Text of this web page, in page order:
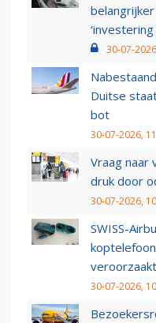
30-07-
Duitse
bot
30-07-2026,
Vraag naar
druk door
30-07-2026,
SWISS-
veroorzaakt
30-07-2026,